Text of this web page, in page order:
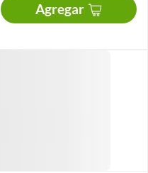
Agregar